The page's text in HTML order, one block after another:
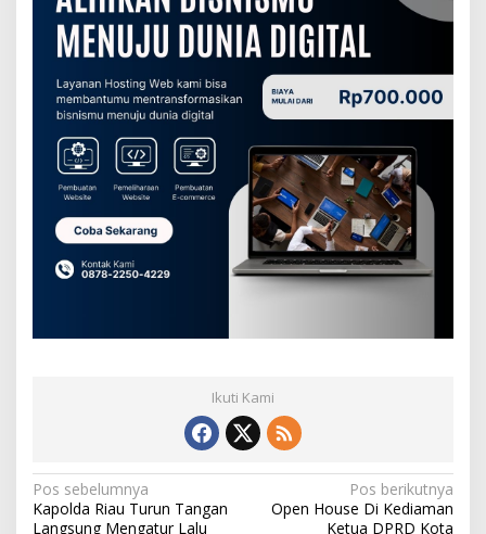
Ikuti Kami
N
a
Pos sebelumnya
Kapolda Riau Turun Tangan
Langsung Mengatur Lalu
Pos berikutnya
Open House Di Kediaman
Ketua DPRD Kota